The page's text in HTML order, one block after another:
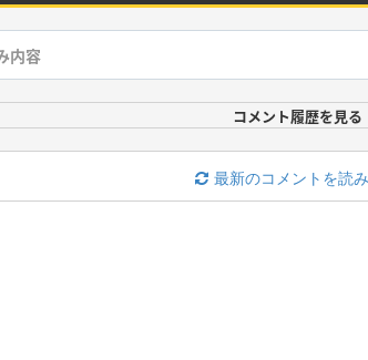
コメント履歴を見る
最新のコメントを読